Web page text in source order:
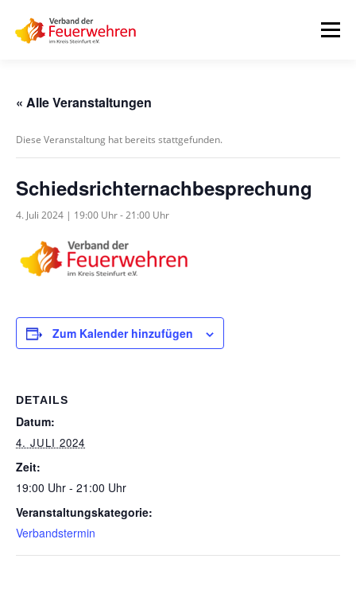
springen
Menü
ALLE TERMINE
INTERNER BEREICH
« Alle Veranstaltungen
Diese Veranstaltung hat bereits stattgefunden.
Schiedsrichternachbesprechung
4. Juli 2024 | 19:00 Uhr-21:00 Uhr
Zum Kalender hinzufügen
DETAILS
Datum:
4. JULI 2024
Zeit:
19:00 Uhr - 21:00 Uhr
Veranstaltungskategorie:
Verbandstermin